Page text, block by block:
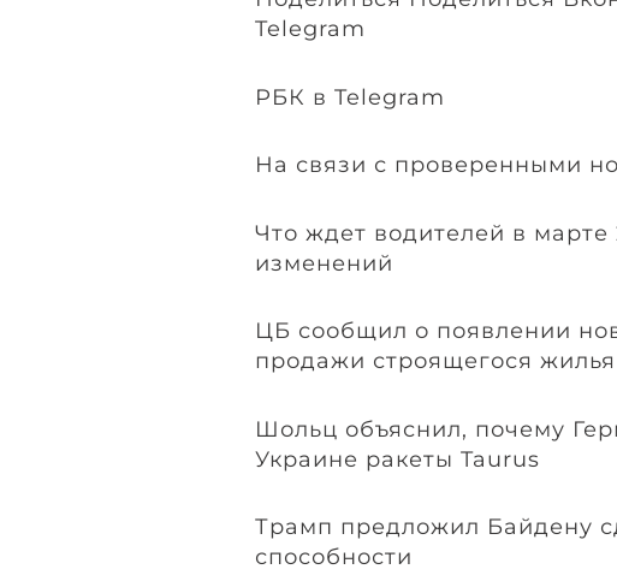
Telegram
РБК в Telegram
На связи с проверенными
Что ждет водителей в
изменений
ЦБ сообщил о появлении
продажи строящегося жилья
Шольц объяснил, почему
Украине ракеты Taurus
Трамп предложил Байдену
способности